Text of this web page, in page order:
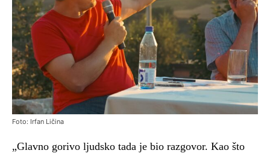
Foto: Irfan Ličina
„Glavno gorivo ljudsko tada je bio razgovor. Kao što